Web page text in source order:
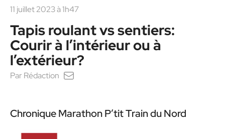
11 juillet 2023 à 1h47
Tapis roulant vs sentiers:
Courir à l’intérieur ou à
l’extérieur?
Par Rédaction
Chronique Marathon P’tit Train du Nord